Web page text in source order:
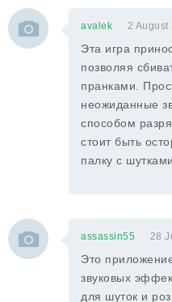
avalek 2 August
Эта игра
позволяя
пранками.
неожиданные
способом
стоит быть
палку с
assassin55 28
Это
звуковых
для шуток и